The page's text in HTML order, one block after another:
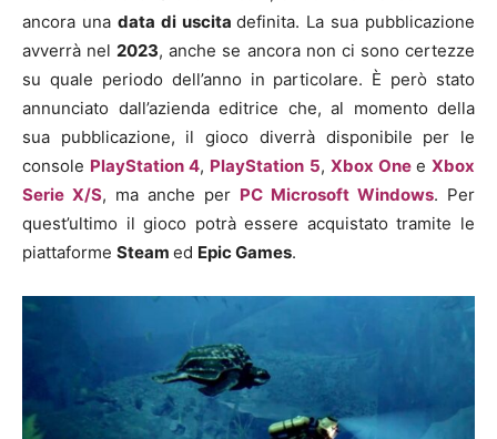
ancora una data di uscitadefinita. La sua pubblicazione
avverrà nel2023, anche se ancora non ci sono certezze
su quale periodo dell’anno in particolare. È però stato
annunciato dall’azienda editrice che, al momento della
sua pubblicazione, il gioco diverrà disponibile per le
console PlayStation 4, PlayStation 5, Xbox One e Xbox
Serie X/S, ma anche per PC Microsoft Windows. Per
quest’ultimo il gioco potrà essere acquistato tramite le
piattaforme Steam ed Epic Games.